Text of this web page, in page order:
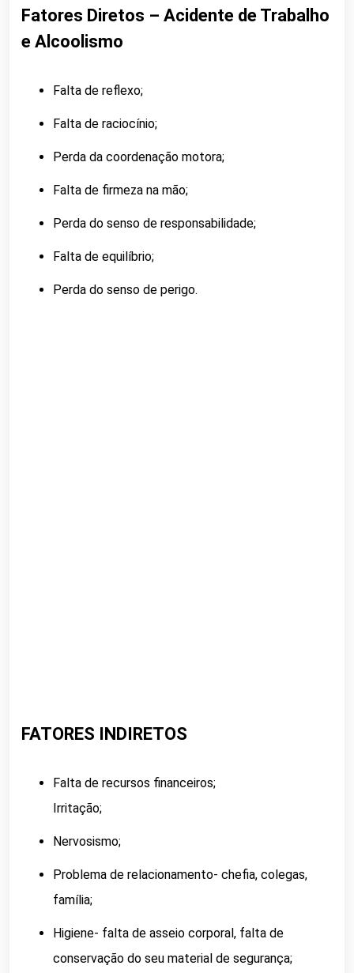
Fatores Diretos – Acidente de Trabalho
e Alcoolismo
Falta de reflexo;
Falta de raciocínio;
Perda da coordenação motora;
Falta de firmeza na mão;
Perda do senso de responsabilidade;
Falta de equilíbrio;
Perda do senso de perigo.
FATORES INDIRETOS
Falta de recursos financeiros;
Irritação;
Nervosismo;
Problema de relacionamento- chefia, colegas,
família;
Higiene- falta de asseio corporal, falta de
conservação do seu material de segurança;